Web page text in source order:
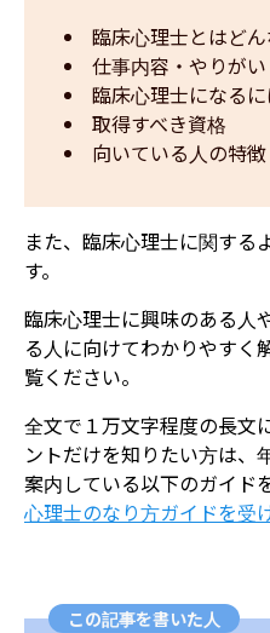
臨床心理士とはど
仕事内容・やりが
臨床心理士になる
取得すべき資格
向いている人の特徴
また、臨床心理士に関する
す。
臨床心理士に興味のある人
る人に向けてわかりやすく
覧ください。
全文で１万文字程度の長文
ントだけを知りたい方は、
案内している以下のガイド
心理士のなり方ガイドを受
この記事を書いた人